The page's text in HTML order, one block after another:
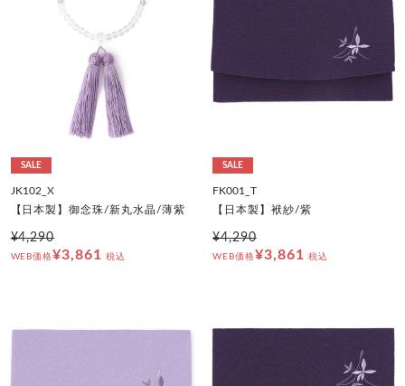
SALE
JK102_X
【日本製】御念珠/新丸水晶/薄紫
¥4,290
WEB価格¥3,861 税込
SALE
FK001_T
【日本製】袱紗/紫
¥4,290
WEB価格¥3,861 税込